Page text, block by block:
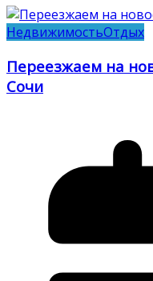
НедвижимостьОтдых
Переезжаем на
Сочи